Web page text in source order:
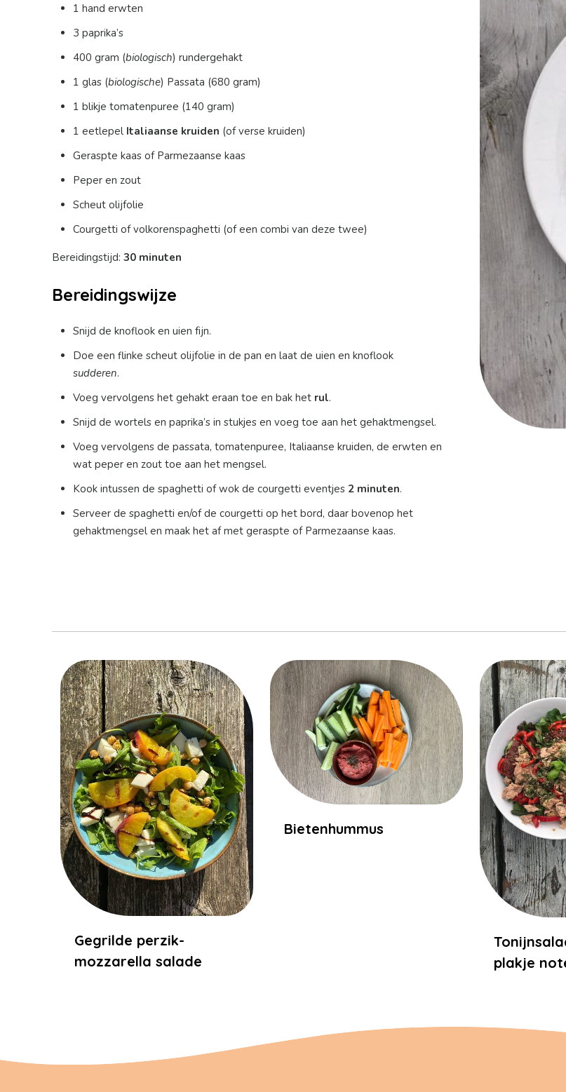
1 hand erwten
3 paprika’s
400 gram (biologisch) rundergehakt
1 glas (biologische) Passata (680 gram)
1 blikje tomatenpuree (140 gram)
1 eetlepel Italiaanse kruiden (of verse kruiden)
Geraspte kaas of Parmezaanse kaas
Peper en zout
Scheut olijfolie
Courgetti of volkorenspaghetti (of een combi van deze twee)
Bereidingstijd: 30 minuten
Bereidingswijze
Snijd de knoflook en uien fijn.
Doe een flinke scheut olijfolie in de pan en laat de uien en knoflook
sudderen.
Voeg vervolgens het gehakt eraan toe en bak het rul.
Snijd de wortels en paprika’s in stukjes en voeg toe aan het gehaktmengsel.
Voeg vervolgens de passata, tomatenpuree, Italiaanse kruiden, de erwten en
wat peper en zout toe aan het mengsel.
Kook intussen de spaghetti of wok de courgetti eventjes 2 minuten.
Serveer de spaghetti en/of de courgetti op het bord, daar bovenop het
gehaktmengsel en maak het af met geraspte of Parmezaanse kaas.
Gegrilde perzik-
mozzarella salade
Bietenhummus
plakje